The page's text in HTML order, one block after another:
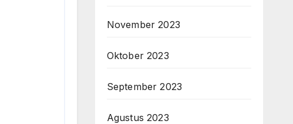
November 2023
Oktober 2023
September 2023
Agustus 2023